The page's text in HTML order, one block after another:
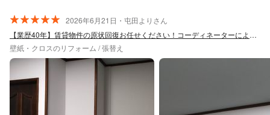
ございました。2026年6月21日・屯田よりさん
【業歴40年】賃貸物件の原状回復お任せください！コーディネーターによる最適提案◎
壁紙・クロスのリフォーム / 張替え